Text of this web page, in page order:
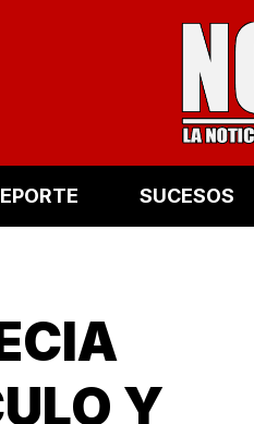
SUCESOS
Y